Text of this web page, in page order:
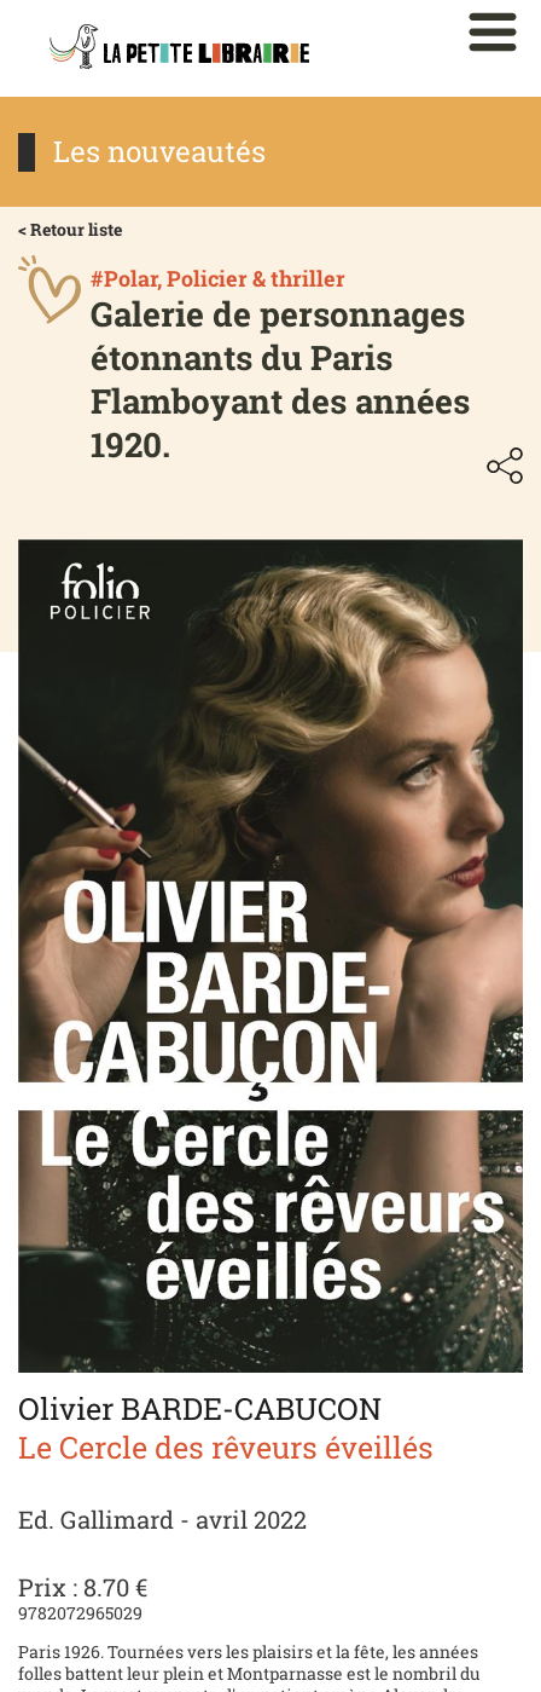
Les nouveautés
< Retour liste
#Polar, Policier & thriller
Galerie de personnages
étonnants du Paris
Flamboyant des années
1920.
Olivier BARDE-CABUCON
Le Cercle des rêveurs éveillés
Ed. Gallimard - avril 2022
Prix : 8.70 €
9782072965029
Paris 1926. Tournées vers les plaisirs et la fête, les années
folles battent leur plein et Montparnasse est le nombril du